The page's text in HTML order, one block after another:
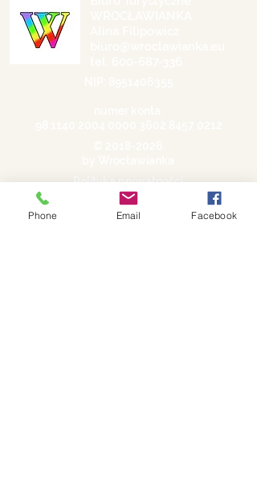
Polityka prywatności
Phone Email Facebook